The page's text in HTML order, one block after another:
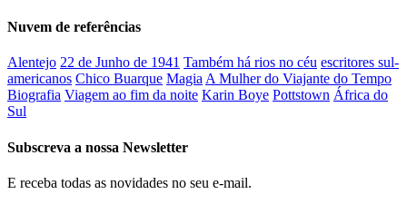
Nuvem de referências
Alentejo 22 de Junho de 1941 Também há rios no céu escritores sul-
americanos Chico Buarque Magia A Mulher do Viajante do Tempo
Biografia Viagem ao fim da noite Karin Boye Pottstown África do
Sul
Subscreva a nossa Newsletter
E receba todas as novidades no seu e-mail.